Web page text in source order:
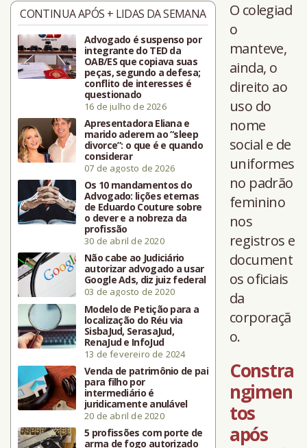
CONTINUA APÓS + LIDAS DA SEMANA
Advogado é suspenso por
integrante do TED da
OAB/ES que copiava suas
peças, segundo a defesa;
conflito de interesses é
questionado
16 de julho de 2026
Apresentadora Eliana e
marido aderem ao “sleep
divorce”: o que é e quando
considerar
07 de agosto de 2026
Os 10 mandamentos do
Advogado: lições eternas
de Eduardo Couture sobre
o dever e a nobreza da
profissão
30 de abril de 2020
Não cabe ao Judiciário
autorizar advogado a usar
Google Ads, diz juiz federal
03 de agosto de 2020
Modelo de Petição para a
localização do Réu via
SisbaJud, SerasaJud,
RenaJud e InfoJud
13 de fevereiro de 2024
Venda de patrimônio de pai
para filho por
intermediário é
juridicamente anulável
20 de abril de 2020
5 profissões com porte de
arma de fogo autorizado
O colegiad
o
manteve,
ainda, o
direito ao
uso do
nome
social e de
uniformes
no padrão
feminino
nos
registros e
document
os oficiais
da
corporaçã
o.
Constra
ngimen
tos
após